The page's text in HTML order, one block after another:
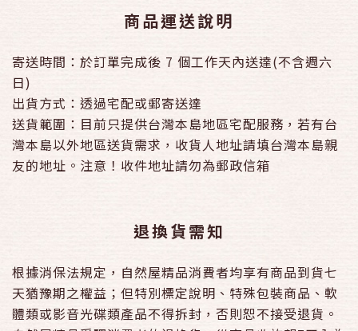
商品運送說明
寄送時間：於訂單完成後 7 個工作天內送達(不含週六
日)
出貨方式：透過宅配或郵寄送達
送貨範圍：目前只提供台灣本島地區宅配服務，若有台
灣本島以外地區送貨需求，收貨人地址請填台灣本島親
友的地址。注意！收件地址請勿為郵政信箱
退換貨需知
根據消保法規定，自然屋精品消費者均享有商品到貨七
天猶豫期之權益；但特別標定說明、特殊包裝商品、軟
體類或影音光碟類產品不得拆封，否則恕不接受退貨。